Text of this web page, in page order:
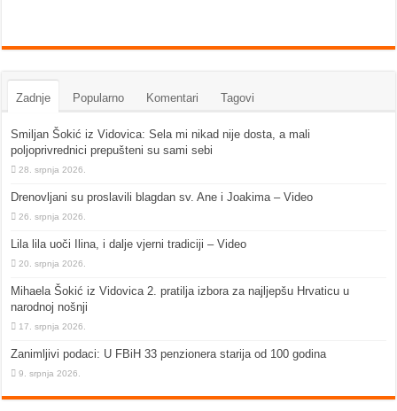
Zadnje Popularno Komentari Tagovi
Smiljan Šokić iz Vidovica: Sela mi nikad nije dosta, a mali
poljoprivrednici prepušteni su sami sebi
28. srpnja 2026.
Drenovljani su proslavili blagdan sv. Ane i Joakima – Video
26. srpnja 2026.
Lila lila uoči Ilina, i dalje vjerni tradiciji – Video
20. srpnja 2026.
Mihaela Šokić iz Vidovica 2. pratilja izbora za najljepšu Hrvaticu u
narodnoj nošnji
17. srpnja 2026.
Zanimljivi podaci: U FBiH 33 penzionera starija od 100 godina
9. srpnja 2026.